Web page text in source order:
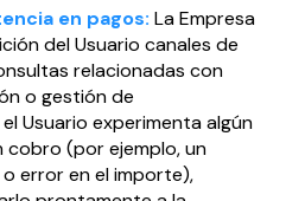
en pagos: La Empresa
del Usuario canales de
relacionadas con
o gestión de
Usuario experimenta algún
cobro (por ejemplo, un
error en el importe),